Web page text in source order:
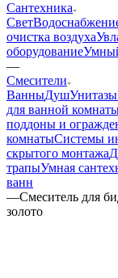
Сантехника
Свет
очистка воздуха
оборудование
—
Смесители
ВанныДушУнитазы
для ванной
поддоны и
комнатыСистемы
скрытого монтажа
трапыУмная
ванн
—Смеситель для
золото